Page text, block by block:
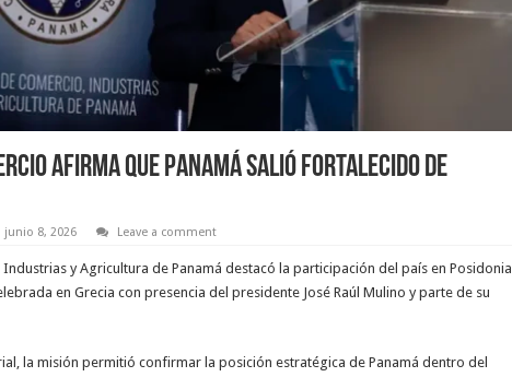
afirma que Panamá salió fortalecido de
junio 8, 2026 Leave a comment
y Agricultura de Panamá destacó la participación del país en Posidonia
en Grecia con presencia del presidente José Raúl Mulino y parte de su
la misión permitió confirmar la posición estratégica de Panamá dentro del